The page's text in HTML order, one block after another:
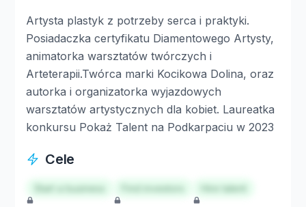
Artysta plastyk z potrzeby serca i praktyki.
Posiadaczka certyfikatu Diamentowego Artysty,
animatorka warsztatów twórczych i
Arteterapii.Twórca marki Kocikowa Dolina, oraz
autorka i organizatorka wyjazdowych
warsztatów artystycznych dla kobiet. Laureatka
konkursu Pokaż Talent na Podkarpaciu w 2023
Cele
Start a business Hire talent